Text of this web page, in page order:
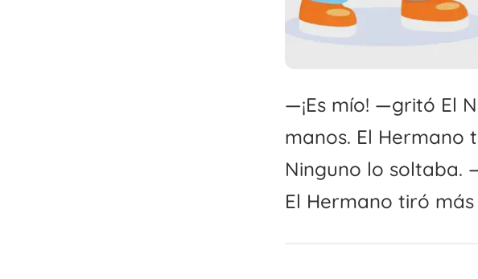
—¡Es mío! —gritó El
manos. El Hermano
Ninguno lo soltaba.
El Hermano tiró